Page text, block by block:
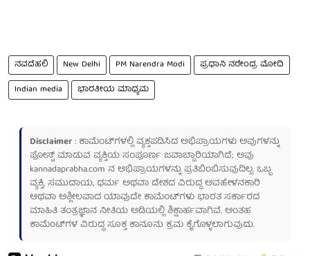
ನವದೆಹಲಿ New Delhi PM Narendra Modi
ಪ್ರಧಾನಿ ನರೇಂದ್ರ ಮೋದಿ
Indian media
ಭಾರತೀಯ ಮಾಧ್ಯಮ
Disclaimer: ಕಾಮೆಂಟ್‌ಗಳಲ್ಲಿ ವ್ಯಕ್ತಪಡಿಸಿದ ಅಭಿಪ್ರಾಯಗಳು ಅವುಗಳನ್ನು
ಪೋಸ್ಟ್ ಮಾಡುವ ವ್ಯಕ್ತಿಯ ಸಂಪೂರ್ಣ ಜವಾಬ್ದಾರಿಯಾಗಿದೆ; ಅವು
kannadaprabha.com ನ ಅಭಿಪ್ರಾಯಗಳನ್ನು ಪ್ರತಿಬಿಂಬಿಸುವುದಿಲ್ಲ. ಒಬ್ಬ
ವ್ಯಕ್ತಿ, ಸಮುದಾಯ, ಧರ್ಮ ಅಥವಾ ದೇಶದ ವಿರುದ್ಧ ಅವಹೇಳನಕಾರಿ
ಅಥವಾ ಅಶ್ಲೀಲವಾದ ಯಾವುದೇ ಕಾಮೆಂಟ್‌ಗಳು ಭಾರತ ಸರ್ಕಾರದ
ಮಾಹಿತಿ ತಂತ್ರಜ್ಞಾನ ನೀತಿಯ ಅಡಿಯಲ್ಲಿ ಶಿಕ್ಷಾರ್ಹವಾಗಿವೆ. ಅಂತಹ
ಕಾಮೆಂಟ್‌ಗಳ ವಿರುದ್ಧ ಸೂಕ್ತ ಕಾನೂನು ಕ್ರಮ ಕೈಗೊಳ್ಳಲಾಗುವುದು.